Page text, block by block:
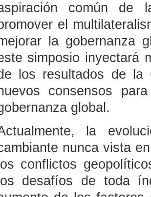
común de
el
la gobernanza
simposio inyectará
los resultados de la
consensos
global.
la
nunca vista
los conflictos
los desafíos de toda